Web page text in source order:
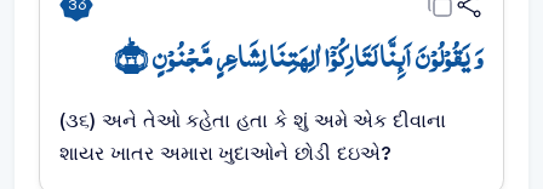
36
وَ یَقُوۡلُوۡنَ اَئِنَّا لَتَارِکُوۡۤا اٰلِہَتِنَا لِشَاعِرٍ مَّجۡنُوۡنٍ ﴿ؕ۳۶﴾
(૩૬) અને તેઓ કહેતા હતા કે શું અમે એક દીવાના
શાયર ખાતર અમારા ખુદાઓને છોડી દઇએ?